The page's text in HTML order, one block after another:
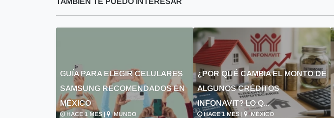
GUÍA PARA ELEGIR CELULARES
SAMSUNG RECOMENDADOS EN
MÉXICO
HACE 1 MES | MUNDO
¿POR QUÉ CAMBIA EL MONTO DE
ALGUNOS CRÉDITOS
INFONAVIT? LO Q...
HACE 1 MES | MÉXICO